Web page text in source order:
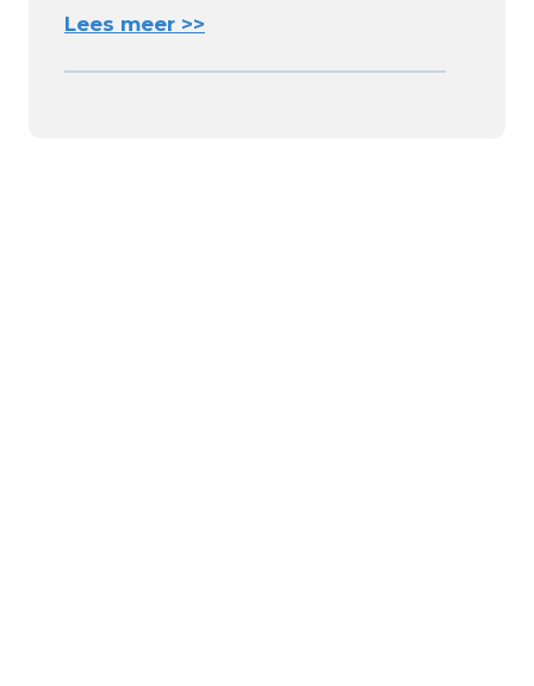
Lees meer >>